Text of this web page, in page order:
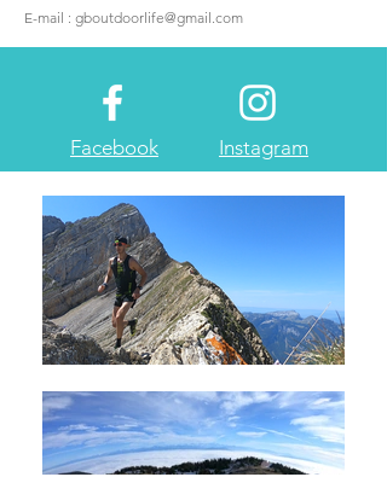
E-mail : gboutdoorlife@gmail.com
Facebook Instagram